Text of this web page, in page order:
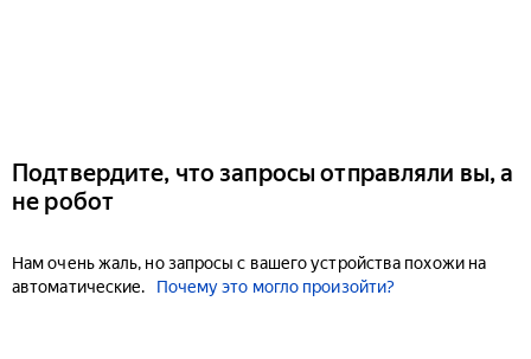
Подтвердите, что запросы отправляли вы, а
не робот
Нам очень жаль, но запросы с вашего устройства похожи на
автоматические.
Почему это могло произойти?